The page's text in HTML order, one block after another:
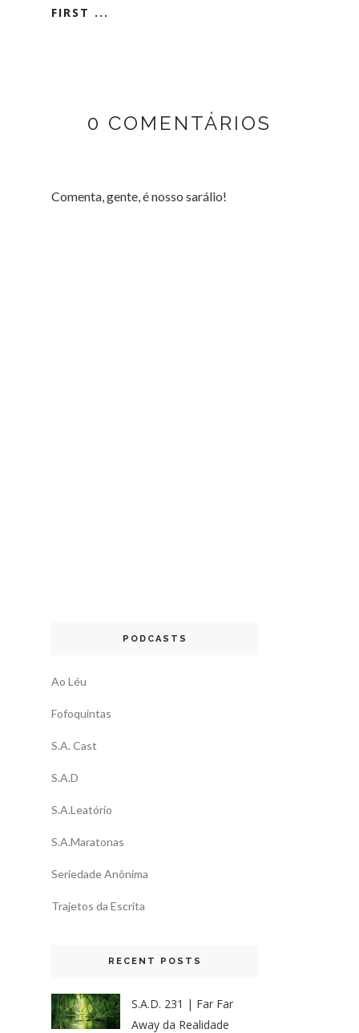
FIRST ...
0 COMENTÁRIOS
Comenta, gente, é nosso sarálio!
PODCASTS
Ao Léu
Fofoquintas
S.A. Cast
S.A.D
S.A.Leatório
S.A.Maratonas
Seriedade Anônima
Trajetos da Escrita
RECENT POSTS
S.A.D. 231 | Far Far
Away da Realidade